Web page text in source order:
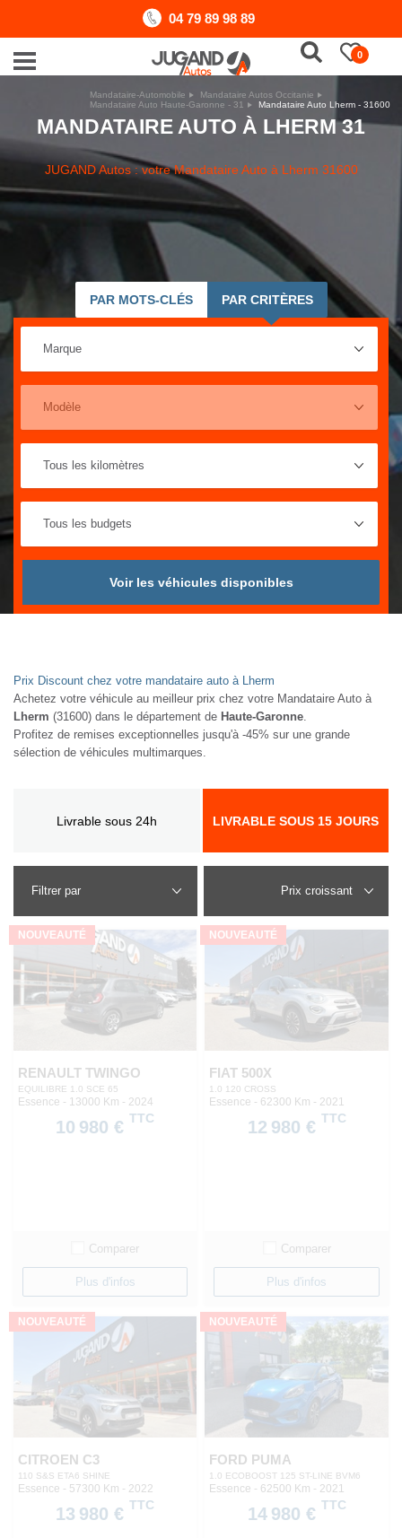
04 79 89 98 89
0
Mandataire-Automobile
Mandataire Autos Occitanie
Mandataire Auto Haute-Garonne - 31
Mandataire Auto Lherm - 31600
MANDATAIRE AUTO À LHERM 31
JUGAND Autos : votre Mandataire Auto à Lherm 31600
PAR MOTS-CLÉS PAR CRITÈRES
Voir les véhicules disponibles
Prix Discount chez votre mandataire auto à Lherm
Achetez votre véhicule au meilleur prix chez votre Mandataire Auto à
Lherm (31600) dans le département de Haute-Garonne
Profitez de remises exceptionnelles jusqu'à -45% sur une grande
sélection de véhicules multimarques.
Livrable sous 24h LIVRABLE SOUS 15 JOURS
Filtrer par
NOUVEAUTÉ
RENAULT TWINGO
EQUILIBRE 1.0 SCE 65
Essence - 13000 Km - 2024
10 980 € TTC
Comparer
Plus d'infos
NOUVEAUTÉ
FIAT 500X
1.0 120 CROSS
Essence - 62300 Km - 2021
12 980 € TTC
Comparer
Plus d'infos
NOUVEAUTÉ
CITROEN C3
110 S&S ETA6 SHINE
Essence - 57300 Km - 2022
13 980 € TTC
NOUVEAUTÉ
FORD PUMA
1.0 ECOBOOST 125 ST-LINE BVM6
Essence - 62500 Km - 2021
14 980 € TTC